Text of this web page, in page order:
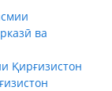
ва
Қирғизистон